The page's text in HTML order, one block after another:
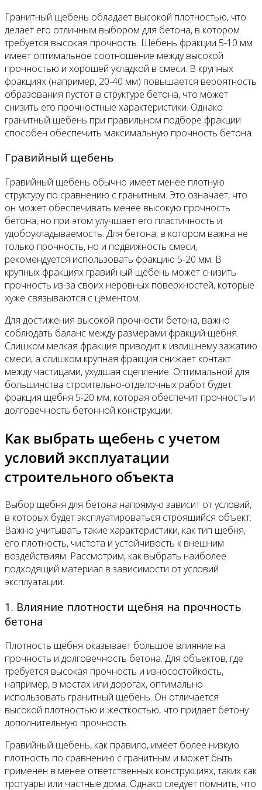
Гранитный щебень обладает высокой плотностью, что
делает его отличным выбором для бетона, в котором
требуется высокая прочность. Щебень фракции 5-10 мм
имеет оптимальное соотношение между высокой
прочностью и хорошей укладкой в смеси. В крупных
фракциях (например, 20-40 мм) повышается вероятность
образования пустот в структуре бетона, что может
снизить его прочностные характеристики. Однако
гранитный щебень при правильном подборе фракции
способен обеспечить максимальную прочность бетона.
Гравийный щебень
Гравийный щебень обычно имеет менее плотную
структуру по сравнению с гранитным. Это означает, что
он может обеспечивать менее высокую прочность
бетона, но при этом улучшает его пластичность и
удобоукладываемость. Для бетона, в котором важна не
только прочность, но и подвижность смеси,
рекомендуется использовать фракцию 5-20 мм. В
крупных фракциях гравийный щебень может снизить
прочность из-за своих неровных поверхностей, которые
хуже связываются с цементом.
Для достижения высокой прочности бетона, важно
соблюдать баланс между размерами фракций щебня.
Слишком мелкая фракция приводит к излишнему зажатию
смеси, а слишком крупная фракция снижает контакт
между частицами, ухудшая сцепление. Оптимальной для
большинства строительно-отделочных работ будет
фракция щебня 5-20 мм, которая обеспечит прочность и
долговечность бетонной конструкции.
Как выбрать щебень с учетом
условий эксплуатации
строительного объекта
Выбор щебня для бетона напрямую зависит от условий,
в которых будет эксплуатироваться строящийся объект.
Важно учитывать такие характеристики, как тип щебня,
его плотность, чистота и устойчивость к внешним
воздействиям. Рассмотрим, как выбрать наиболее
подходящий материал в зависимости от условий
эксплуатации.
1. Влияние плотности щебня на прочность
бетона
Плотность щебня оказывает большое влияние на
прочность и долговечность бетона. Для объектов, где
требуется высокая прочность и износостойкость,
например, в мостах или дорогах, оптимально
использовать гранитный щебень. Он отличается
высокой плотностью и жесткостью, что придает бетону
дополнительную прочность.
Гравийный щебень, как правило, имеет более низкую
плотность по сравнению с гранитным и может быть
применен в менее ответственных конструкциях, таких как
тротуары или частные дома. Однако следует помнить, что